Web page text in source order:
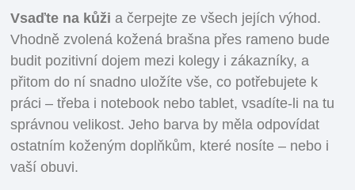
Vsaďte na kůži a čerpejte ze všech jejích výhod.
Vhodně zvolená kožená brašna přes rameno bude
budit pozitivní dojem mezi kolegy i zákazníky, a
přitom do ní snadno uložíte vše, co potřebujete k
práci – třeba i notebook nebo tablet, vsadíte-li na tu
správnou velikost. Jeho barva by měla odpovídat
ostatním koženým doplňkům, které nosíte – nebo i
vaší obuvi.